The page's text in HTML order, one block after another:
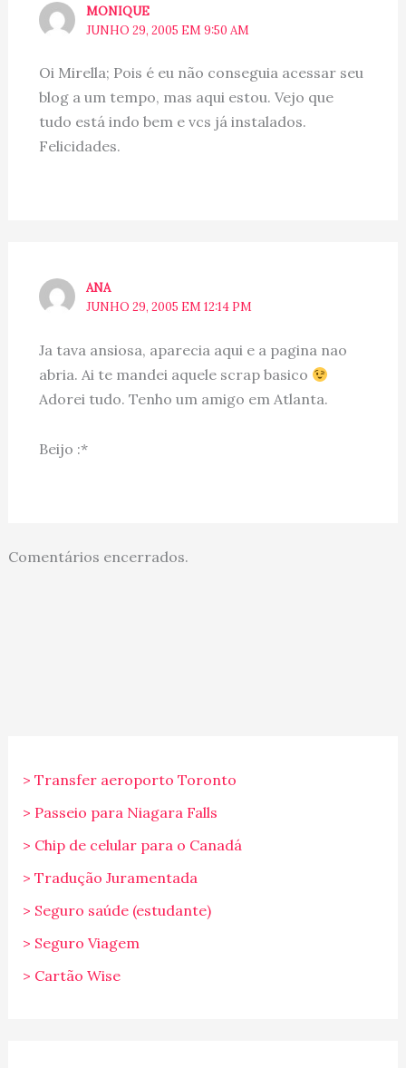
MONIQUE
JUNHO 29, 2005 EM 9:50 AM
Oi Mirella; Pois é eu não conseguia acessar seu
blog a um tempo, mas aqui estou. Vejo que
tudo está indo bem e vcs já instalados.
Felicidades.
ANA
JUNHO 29, 2005 EM 12:14 PM
Ja tava ansiosa, aparecia aqui e a pagina nao
abria. Ai te mandei aquele scrap basico
Adorei tudo. Tenho um amigo em Atlanta.
Beijo :*
Comentários encerrados.
> Transfer aeroporto Toronto
> Passeio para Niagara Falls
> Chip de celular para o Canadá
> Tradução Juramentada
> Seguro saúde (estudante)
> Seguro Viagem
> Cartão Wise